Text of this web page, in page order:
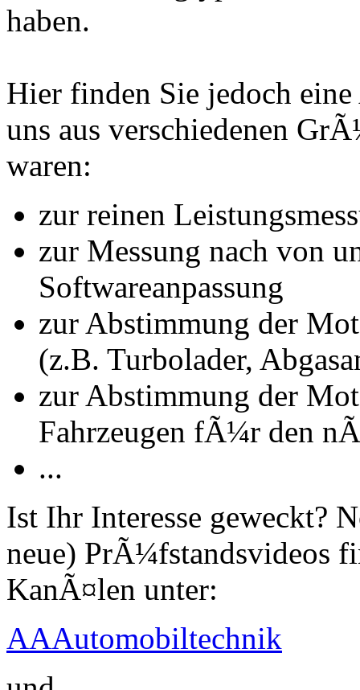
haben.
Hier finden Sie jedoch
uns aus verschiedenen
waren:
zur reinen
zur Messung nach von
Softwareanpassung
zur Abstimmung der
(z.B. Turbolader,
zur Abstimmung der
Fahrzeugen fÃ¼r den
...
Ist Ihr Interesse geweckt?
neue) PrÃ¼fstandsvideos
KanÃ¤len unter:
AAAutomobiltechnik